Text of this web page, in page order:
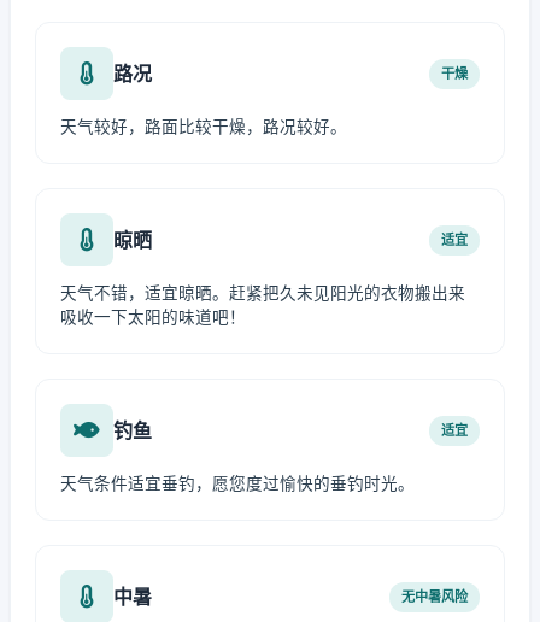
路况 干燥
天气较好，路面比较干燥，路况较好。
晾晒 适宜
天气不错，适宜晾晒。赶紧把久未见阳光的衣物搬出来
吸收一下太阳的味道吧！
钓鱼 适宜
天气条件适宜垂钓，愿您度过愉快的垂钓时光。
中暑 无中暑风险